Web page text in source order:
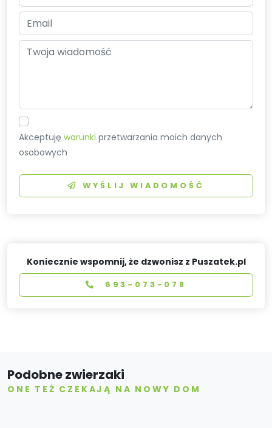
Akceptujęwarunki przetwarzania moich danych
osobowych
WYŚLIJ WIADOMOŚĆ
Koniecznie wspomnij, że dzwonisz z Puszatek.pl
693-073-078
Podobne zwierzaki
ONE TEŻ CZEKAJĄ NA NOWY DOM